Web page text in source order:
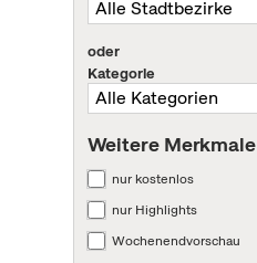
oder
Kategorie
Weitere Merkmale
nur kostenlos
nur Highlights
Wochenendvorschau